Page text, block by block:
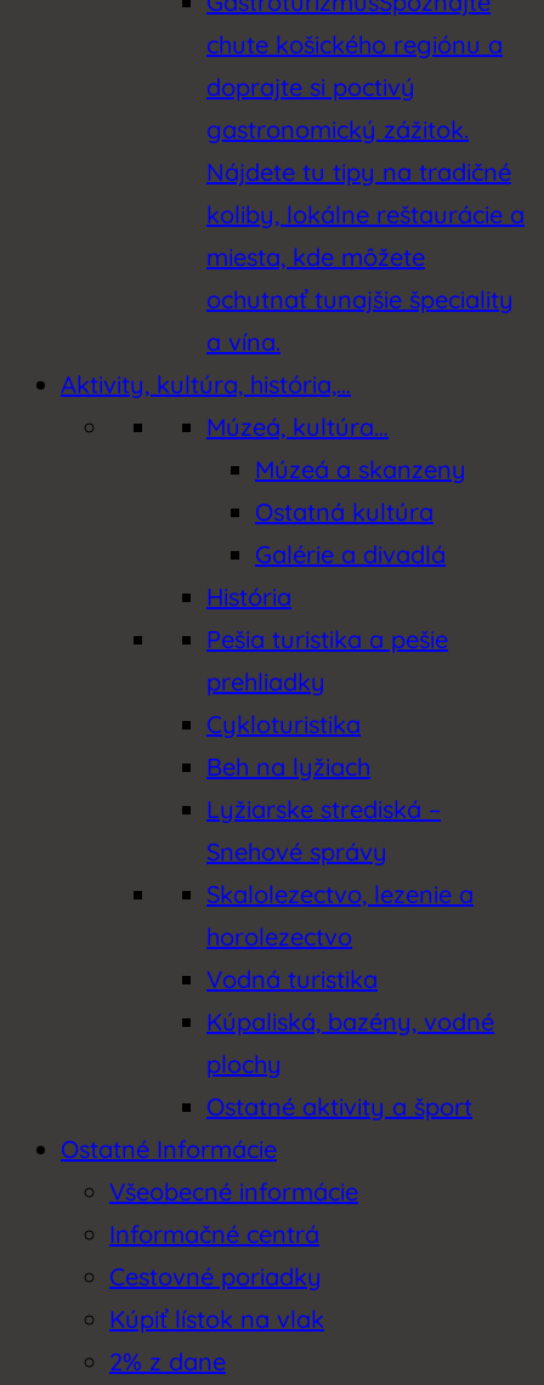
chute košického regiónu a
doprajte si poctivý
gastronomický zážitok.
Nájdete tu tipy na tradičné
koliby, lokálne reštaurácie a
miesta, kde môžete
ochutnať tunajšie špeciality
a vína.
Aktivity, kultúra, história,…
Múzeá, kultúra…
Múzeá a skanzeny
Ostatná kultúra
Galérie a divadlá
História
Pešia turistika a pešie
prehliadky
Cykloturistika
Beh na lyžiach
Lyžiarske strediská –
Snehové správy
Skalolezectvo, lezenie a
horolezectvo
Vodná turistika
Kúpaliská, bazény, vodné
plochy
Ostatné aktivity a šport
Ostatné Informácie
Všeobecné informácie
Informačné centrá
Cestovné poriadky
Kúpiť lístok na vlak
2% z dane